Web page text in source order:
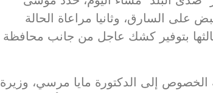
على السارق، وثانيا مراعاة الحالة
بتوفير كشك عاجل من جانب محافظة
إلى الدكتورة مايا مرسي، وزيرة